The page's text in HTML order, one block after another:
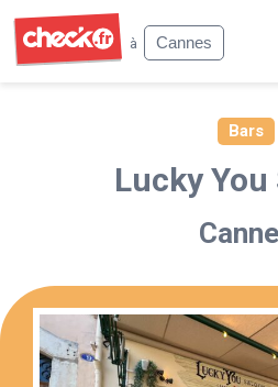
à
Cannes
Bars
Lucky You